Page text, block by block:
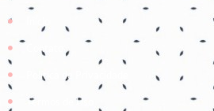
Contato
Política de Privacidade
Termos de Uso